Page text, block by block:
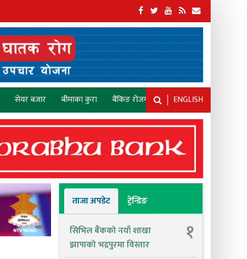
सेयर बजार बीमाका कुरा बैंकिङ रोजगारी ENGLISH
ताजा अपडेट ट्रेन्डिङ
सिभिल बैंकको नयाँ शाखा
झापाको भद्रपुरमा विस्तार
१